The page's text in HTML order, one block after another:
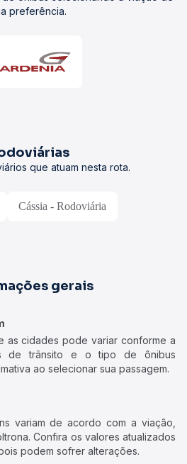
preferência.
que atuam nesta rota.
Cássia - Rodoviária
gerais
as cidades pode variar conforme a
de trânsito e o tipo de ônibus
ao selecionar sua passagem.
variam de acordo com a viação,
Confira os valores atualizados
podem sofrer alterações.